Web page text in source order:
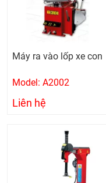
Máy ra vào lốp xe con
Model: A2002
Liên hệ